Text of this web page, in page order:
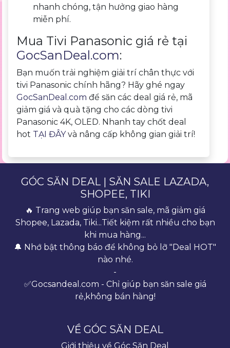
nhanh chóng, tận hưởng giao hàng
miễn phí.
Mua Tivi Panasonic giá rẻ tại
GocSanDeal.com:
Bạn muốn trải nghiệm giải trí chân thực với
tivi Panasonic chính hãng? Hãy ghé ngay
GocSanDeal.com để săn các deal giá rẻ, mã
giảm giá và quà tặng cho các dòng tivi
Panasonic 4K, OLED. Nhanh tay chốt deal
hot TẠI ĐÂYvà nâng cấp không gian giải trí!
GÓC SĂN DEAL | SĂN SALE LAZADA,
SHOPEE, TIKI
🔥 Trang web giúp bạn săn sale, mã giảm giá
Shopee, Lazada, Tiki...Tiết kiệm rất nhiều cho bạn
khi mua hàng...
🔔 Nhớ bật thông báo để không bỏ lỡ "Deal HOT"
nào nhé.
-
✅Gocsandeal.com - Chỉ giúp bạn săn sale giá
rẻ,không bán hàng!
VỀ GÓC SĂN DEAL
Giới thiệu về Góc Săn Deal